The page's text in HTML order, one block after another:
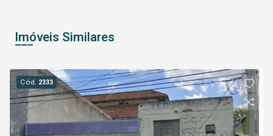
Imóveis Similares
Cód. 2333